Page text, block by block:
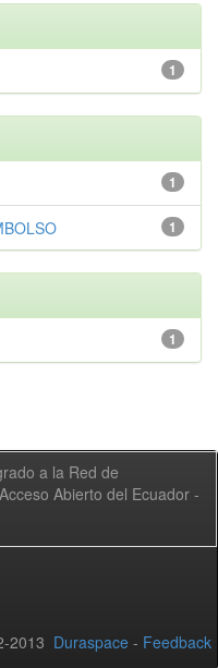
1
1
1
1
a la Red de
Abierto del Ecuador -
2013 Duraspace - Feedback